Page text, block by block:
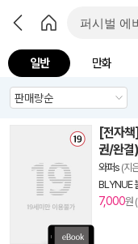
일반 만화
[전자
권/완결)
와퍼s (지
BLYNUE
7,000원